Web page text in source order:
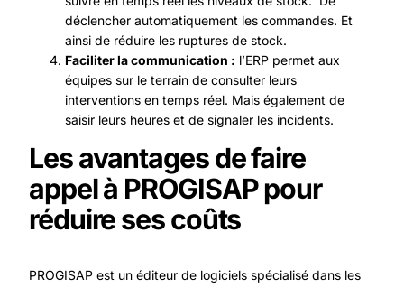
déclencher automatiquement les commandes. Et
ainsi de réduire les ruptures de stock.
Faciliter la communication : l’ERP permet aux
équipes sur le terrain de consulter leurs
interventions en temps réel. Mais également de
saisir leurs heures et de signaler les incidents.
Les avantages de faire
appel à PROGISAP pour
réduire ses coûts
PROGISAP est un éditeur de logiciels spécialisé dans les